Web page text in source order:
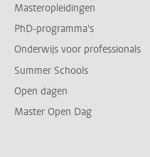
Masteropleidingen
PhD-programma's
Onderwijs voor professionals
Summer Schools
Open dagen
Master Open Dag